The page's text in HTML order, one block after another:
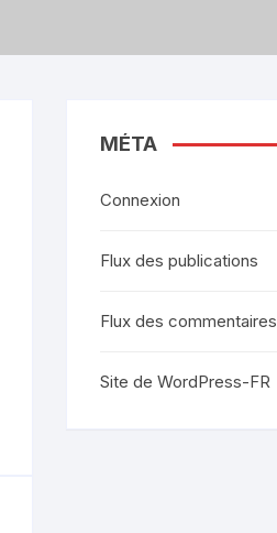
MÉTA
Connexion
Flux des publications
Flux des commentaires
Site de WordPress-FR